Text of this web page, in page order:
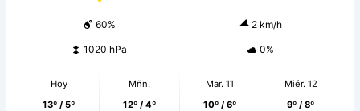
60% 2 km/h
1020 hPa 0%
Hoy
13º / 5º
Mñn.
12º / 4º
Mar. 11
10º / 6º
Miér. 12
9º / 8º